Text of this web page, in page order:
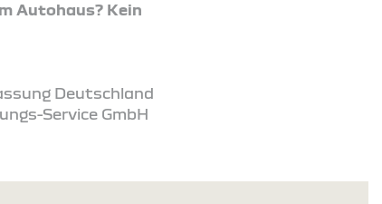
Autohaus? Kein
Deutschland
Service GmbH